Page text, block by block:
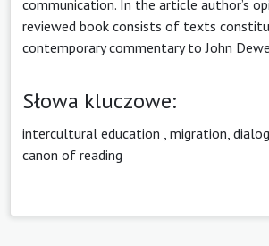
communication. In the article author’s
reviewed book consists of texts
contemporary commentary to John
Słowa kluczowe:
intercultural education migration,
canon of reading